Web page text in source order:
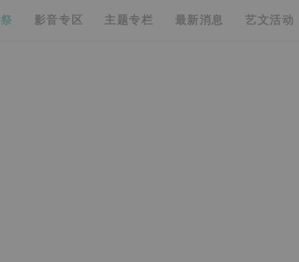
影音专区 主题专栏 最新消息 艺文活动